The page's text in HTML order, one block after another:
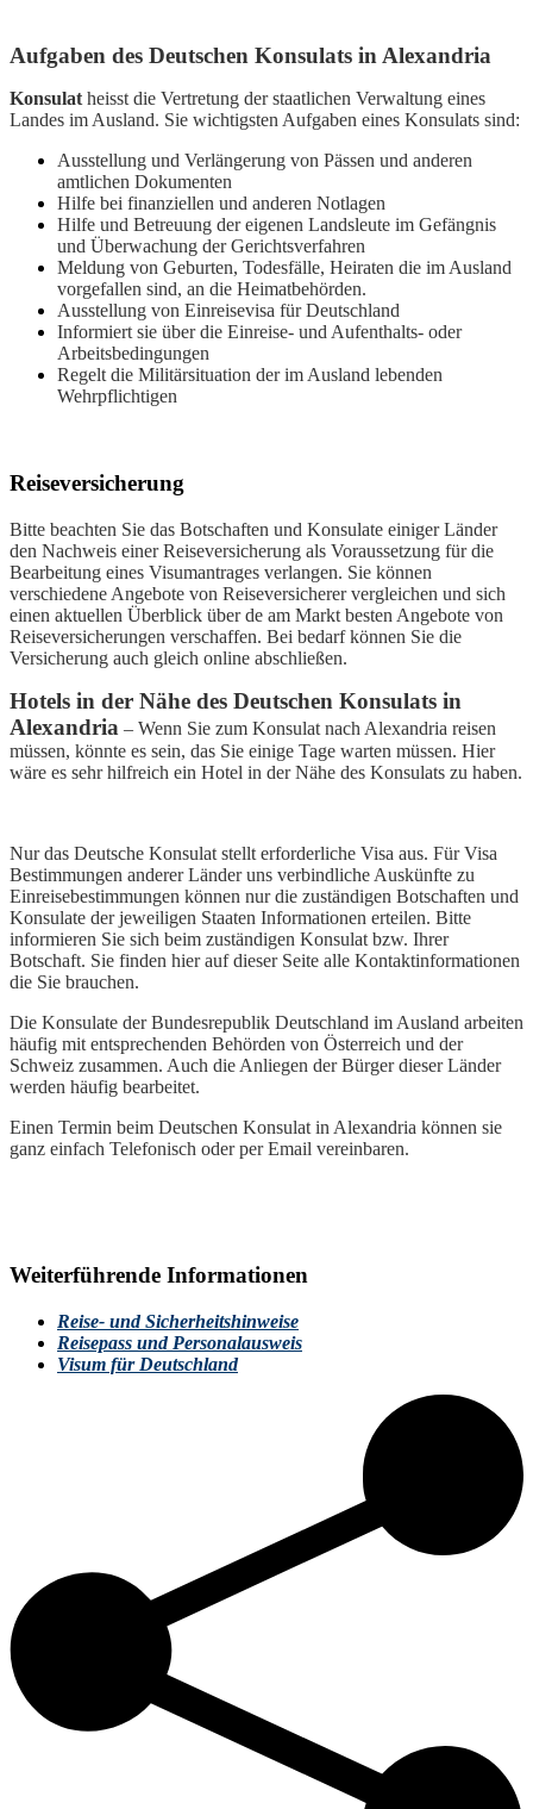
Aufgaben des Deutschen Konsulats in Alexandria
Konsulat heisst die Vertretung der staatlichen Verwaltung eines
Landes im Ausland. Sie wichtigsten Aufgaben eines Konsulats sind:
Ausstellung und Verlängerung von Pässen und anderen
amtlichen Dokumenten
Hilfe bei finanziellen und anderen Notlagen
Hilfe und Betreuung der eigenen Landsleute im Gefängnis
und Überwachung der Gerichtsverfahren
Meldung von Geburten, Todesfälle, Heiraten die im Ausland
vorgefallen sind, an die Heimatbehörden.
Ausstellung von Einreisevisa für Deutschland
Informiert sie über die Einreise- und Aufenthalts- oder
Arbeitsbedingungen
Regelt die Militärsituation der im Ausland lebenden
Wehrpflichtigen
Reiseversicherung
Bitte beachten Sie das Botschaften und Konsulate einiger Länder
den Nachweis einer Reiseversicherung als Voraussetzung für die
Bearbeitung eines Visumantrages verlangen. Sie können
verschiedene Angebote von Reiseversicherer vergleichen und sich
einen aktuellen Überblick über de am Markt besten Angebote von
Reiseversicherungen verschaffen. Bei bedarf können Sie die
Versicherung auch gleich online abschließen.
Hotels in der Nähe des Deutschen Konsulats in
Alexandria – Wenn Sie zum Konsulat nach Alexandria reisen
müssen, könnte es sein, das Sie einige Tage warten müssen. Hier
wäre es sehr hilfreich ein Hotel in der Nähe des Konsulats zu haben.
Nur das Deutsche Konsulat stellt erforderliche Visa aus. Für Visa
Bestimmungen anderer Länder uns verbindliche Auskünfte zu
Einreisebestimmungen können nur die zuständigen Botschaften und
Konsulate der jeweiligen Staaten Informationen erteilen. Bitte
informieren Sie sich beim zuständigen Konsulat bzw. Ihrer
Botschaft. Sie finden hier auf dieser Seite alle Kontaktinformationen
die Sie brauchen.
Die Konsulate der Bundesrepublik Deutschland im Ausland arbeiten
häufig mit entsprechenden Behörden von Österreich und der
Schweiz zusammen. Auch die Anliegen der Bürger dieser Länder
werden häufig bearbeitet.
Einen Termin beim Deutschen Konsulat in Alexandria können sie
ganz einfach Telefonisch oder per Email vereinbaren.
Weiterführende Informationen
Reise- und Sicherheitshinweise
Reisepass und Personalausweis
Visum für Deutschland